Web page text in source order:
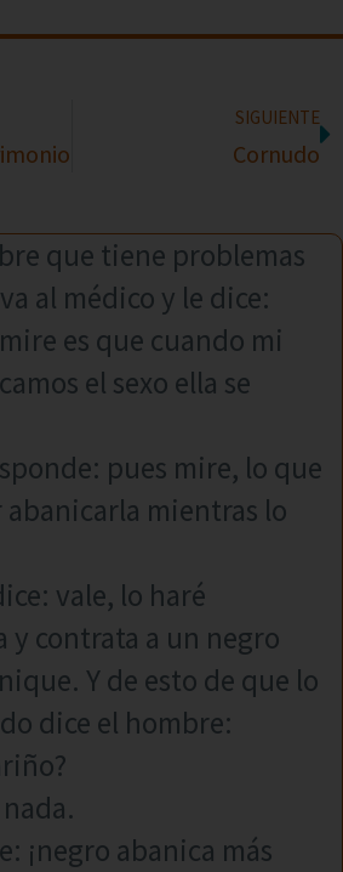
SIGUIENTE
Cornudo
que tiene problemas
al médico y le dice:
es que cuando mi
el sexo ella se
pues mire, lo que
mientras lo
vale, lo haré
y contrata a un negro
Y de esto de que lo
dice el hombre:
¡negro abanica más